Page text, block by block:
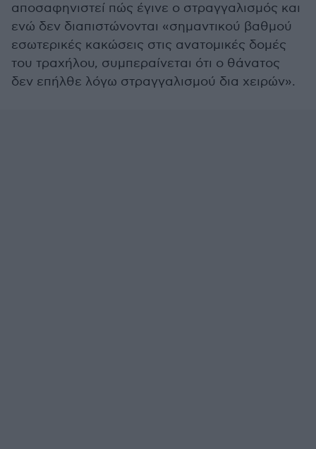
αποσαφηνιστεί πώς έγινε ο στραγγαλισμός και
ενώ δεν διαπιστώνονται «σημαντικού βαθμού
εσωτερικές κακώσεις στις ανατομικές δομές
του τραχήλου, συμπεραίνεται ότι ο θάνατος
δεν επήλθε λόγω στραγγαλισμού δια χειρών».